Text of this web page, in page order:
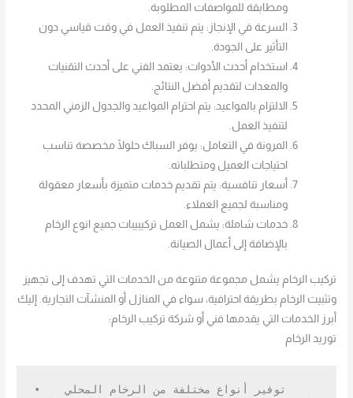
ومطابقة للمواصفات المطلوبة.
السرعة في الإنجاز: يتم تنفيذ العمل في وقت قياسي دون
التأثير على الجودة.
استخدام أحدث الأدوات: يعتمد الفني على أحدث التقنيات
والمعدات لتقديم أفضل النتائج.
الالتزام بالمواعيد: يتم احترام المواعيد والجدول الزمني المحدد
لتنفيذ العمل.
المرونة في التعامل: يوفر السباك حلولًا مخصصة تناسب
احتياجات العميل ومتطلباته.
أسعار تنافسية: يتم تقديم خدمات متميزة بأسعار معقولة
ومناسبة لجميع العملاء.
خدمات شاملة: يشمل العمل تركيبيبات جميع انوع الرخام
بالإضافة إلى أعمال الصيانة.
تركيب الرخام يشمل مجموعة متنوعة من الخدمات التي تهدف إلى تجهيز
وتثبيت الرخام بطريقة احترافية، سواء في المنازل أو المنشآت التجارية. إليك
أبرز الخدمات التي يقدمها فني أو شركة تركيب الرخام:
توريد الرخام
•   توفير أنواع مختلفة من الرخام المحلي